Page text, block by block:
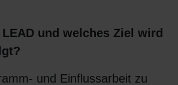
und welches Ziel wird
und Einflussarbeit zu